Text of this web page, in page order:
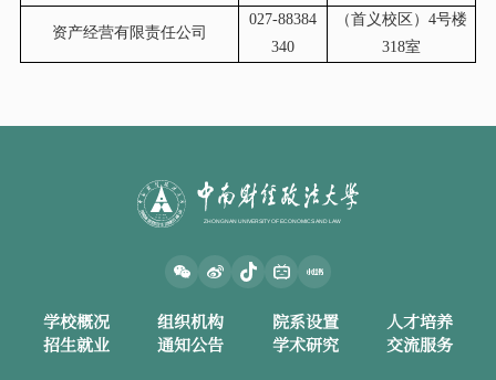
资产经营有限责任公司
027-88384
340
（首义校区）4号楼
318室
学校概况 组织机构 院系设置
人才培养
招生就业
通知公告 学术研究 交流服务